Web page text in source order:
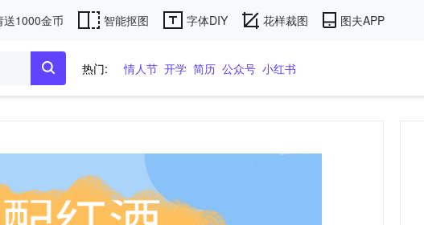
送1000金币 智能抠图 字体DIY 花样裁图 图夫APP
热门: 情人节 开学 简历 公众号 小红书